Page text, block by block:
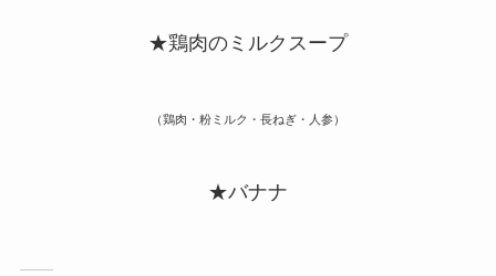
★鶏肉のミルクスープ
（鶏肉・粉ミルク・長ねぎ・人参）
★バナナ